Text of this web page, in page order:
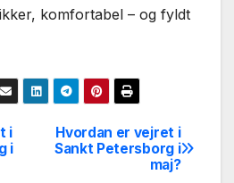
komfortabel – og fyldt
Hvordan er vejret i
Sankt Petersborg i
maj?
i
i